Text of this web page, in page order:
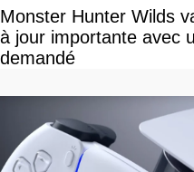
Monster Hunter Wilds
à jour importante avec
demandé